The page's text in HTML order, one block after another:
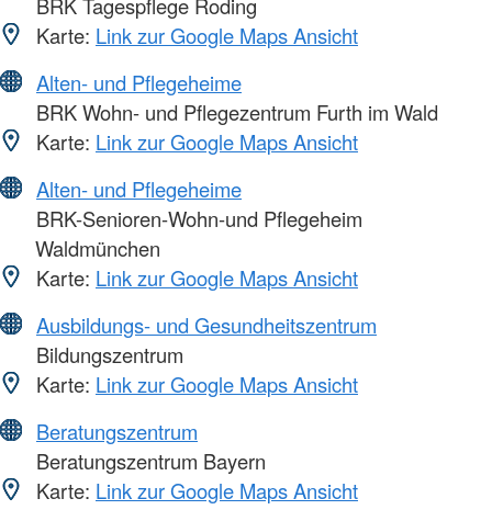
Karte: Link zur Google Maps Ansicht
Alten- und Pflegeheime
BRK Wohn- und Pflegezentrum Furth im Wald
Karte: Link zur Google Maps Ansicht
Alten- und Pflegeheime
BRK-Senioren-Wohn-und Pflegeheim
Waldmünchen
Karte: Link zur Google Maps Ansicht
Ausbildungs- und Gesundheitszentrum
Bildungszentrum
Karte: Link zur Google Maps Ansicht
Beratungszentrum
Beratungszentrum Bayern
Karte: Link zur Google Maps Ansicht